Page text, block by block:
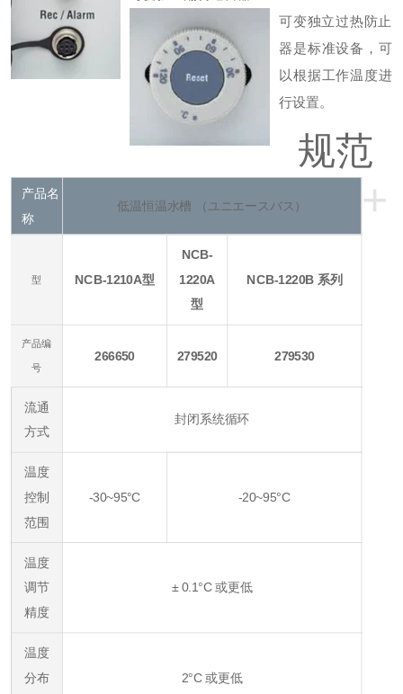
可变独立过热防止
器是标准设备，可
以根据工作温度进
行设置。
规范
+
产品名
称
低温恒温水槽 （ユニエースバス）
型 NCB-1210A型
NCB-
1220A
型
NCB-1220B 系列
产品编
号
266650 279520 279530
流通
方式
封闭系统循环
温度
控制
范围
-30~95°C -20~95°C
温度
调节
精度
± 0.1°C 或更低
温度
分布
2°C 或更低